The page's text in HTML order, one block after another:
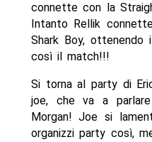
connette con la
Intanto Rellik
Shark Boy,
così il match!!!
Si torna al party di
joe, che va a
Morgan! Joe si
organizzi party così,